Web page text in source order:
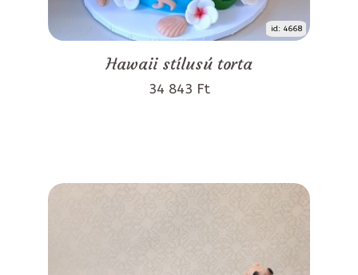
id: 4668
Hawaii stílusú torta
34 843 Ft